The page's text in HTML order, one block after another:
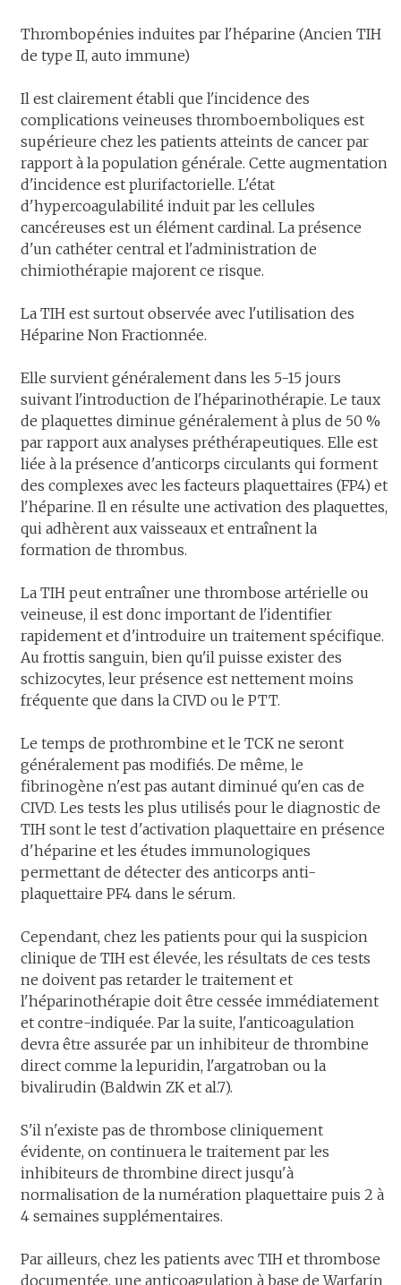
Thrombopénies induites par l'héparine (Ancien TIH
de type II, auto immune)
Il est clairement établi que l'incidence des
complications veineuses thromboemboliques est
supérieure chez les patients atteints de cancer par
rapport à la population générale. Cette augmentation
d'incidence est plurifactorielle. L'état
d'hypercoagulabilité induit par les cellules
cancéreuses est un élément cardinal. La présence
d'un cathéter central et l'administration de
chimiothérapie majorent ce risque.
La TIH est surtout observée avec l'utilisation des
Héparine Non Fractionnée.
Elle survient généralement dans les 5-15 jours
suivant l'introduction de l'héparinothérapie. Le taux
de plaquettes diminue généralement à plus de 50 %
par rapport aux analyses préthérapeutiques. Elle est
liée à la présence d'anticorps circulants qui forment
des complexes avec les facteurs plaquettaires (FP4) et
l'héparine. Il en résulte une activation des plaquettes,
qui adhèrent aux vaisseaux et entraînent la
formation de thrombus.
La TIH peut entraîner une thrombose artérielle ou
veineuse, il est donc important de l'identifier
rapidement et d'introduire un traitement spécifique.
Au frottis sanguin, bien qu'il puisse exister des
schizocytes, leur présence est nettement moins
fréquente que dans la CIVD ou le PTT.
Le temps de prothrombine et le TCK ne seront
généralement pas modifiés. De même, le
fibrinogène n'est pas autant diminué qu'en cas de
CIVD. Les tests les plus utilisés pour le diagnostic de
TIH sont le test d'activation plaquettaire en présence
d'héparine et les études immunologiques
permettant de détecter des anticorps anti-
plaquettaire PF4 dans le sérum.
Cependant, chez les patients pour qui la suspicion
clinique de TIH est élevée, les résultats de ces tests
ne doivent pas retarder le traitement et
l'héparinothérapie doit être cessée immédiatement
et contre-indiquée. Par la suite, l'anticoagulation
devra être assurée par un inhibiteur de thrombine
direct comme la lepuridin, l'argatroban ou la
bivalirudin (Baldwin ZK et al.7).
S'il n'existe pas de thrombose cliniquement
évidente, on continuera le traitement par les
inhibiteurs de thrombine direct jusqu'à
normalisation de la numération plaquettaire puis 2 à
4 semaines supplémentaires.
Par ailleurs, chez les patients avec TIH et thrombose
documentée, une anticoagulation à base de Warfarin